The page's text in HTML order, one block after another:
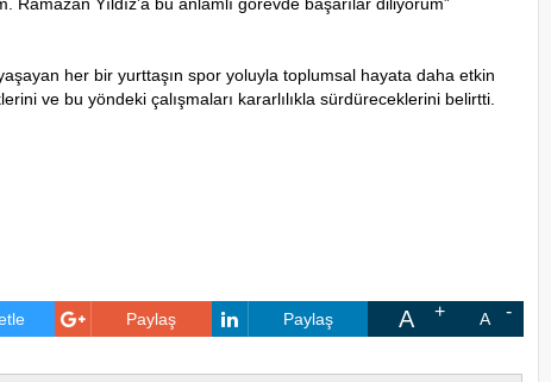
her bir yurttaşın spor yoluyla toplumsal hayata daha etkin
ve bu yöndeki çalışmaları kararlılıkla sürdüreceklerini belirtti.
Paylaş Paylaş A A